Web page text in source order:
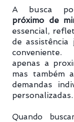
A busca
próximo de
essencial,
de assistência
apenas a
mas também
demandas
personalizadas.
Quando